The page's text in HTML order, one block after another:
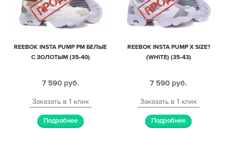
REEBOK INSTA PUMP PM БЕЛЫЕ
С ЗОЛОТЫМ (35-40)
7 590 руб.
Заказать в 1 клик
Подробнее
REEBOK INSTA PUMP X SIZE?
(WHITE) (35-43)
7 590 руб.
Заказать в 1 клик
Подробнее